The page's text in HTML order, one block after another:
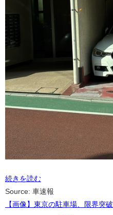
続きを読む
Source: 車速報
【画像】東京の駐車場、限界突破